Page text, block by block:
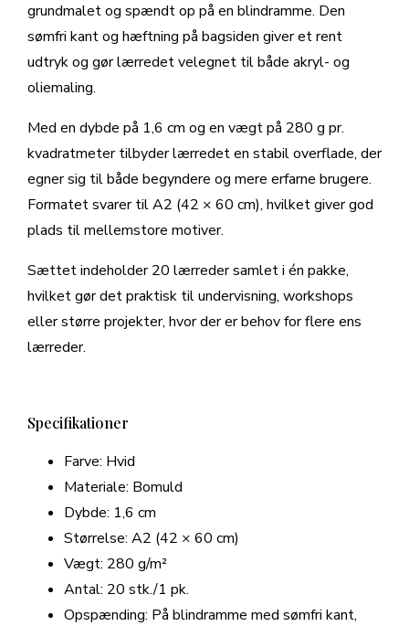
grundmalet og spændt op på en blindramme. Den
sømfri kant og hæftning på bagsiden giver et rent
udtryk og gør lærredet velegnet til både akryl- og
oliemaling.
Med en dybde på 1,6 cm og en vægt på 280 g pr.
kvadratmeter tilbyder lærredet en stabil overflade, der
egner sig til både begyndere og mere erfarne brugere.
Formatet svarer til A2 (42 × 60 cm), hvilket giver god
plads til mellemstore motiver.
Sættet indeholder 20 lærreder samlet i én pakke,
hvilket gør det praktisk til undervisning, workshops
eller større projekter, hvor der er behov for flere ens
lærreder.
Specifikationer
Farve: Hvid
Materiale: Bomuld
Dybde: 1,6 cm
Størrelse: A2 (42 × 60 cm)
Vægt: 280 g/m²
Antal: 20 stk./1 pk.
Opspænding: På blindramme med sømfri kant,